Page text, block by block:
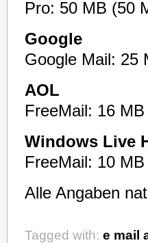
Pro: 50 MB (50
Google
Google Mail: 25
AOL
FreeMail: 16
Windows Live
FreeMail: 10
Alle Angaben
Tagged with: e mail